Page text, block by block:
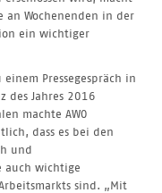
an Wochenenden in der
ein wichtiger
Pressegespräch in
des Jahres 2016
machte AWO
dass es bei den
und
auch wichtige
sind. „Mit